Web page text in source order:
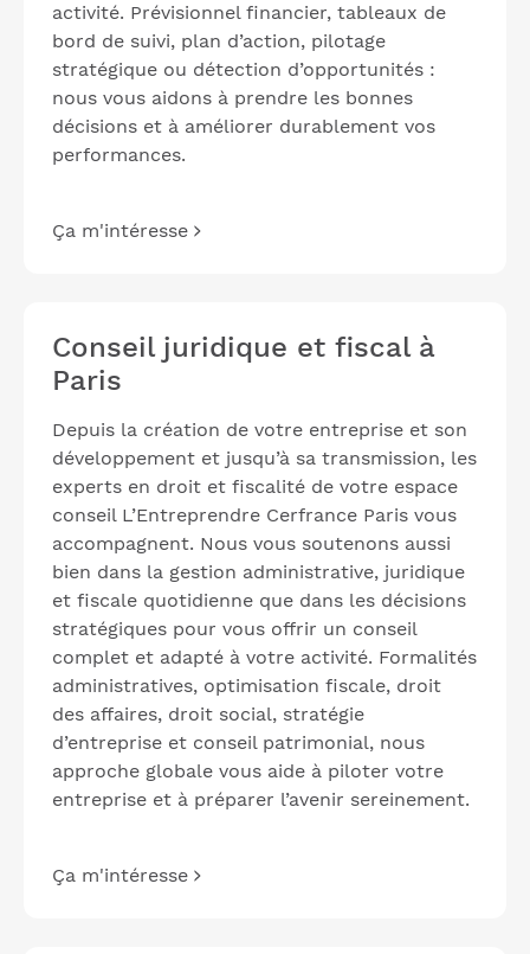
activité. Prévisionnel financier, tableaux de
bord de suivi, plan d’action, pilotage
stratégique ou détection d’opportunités :
nous vous aidons à prendre les bonnes
décisions et à améliorer durablement vos
performances.
Ça m'intéresse
Conseil juridique et fiscal à
Paris
Depuis la création de votre entreprise et son
développement et jusqu’à sa transmission, les
experts en droit et fiscalité de votre espace
conseil L’Entreprendre Cerfrance Paris vous
accompagnent. Nous vous soutenons aussi
bien dans la gestion administrative, juridique
et fiscale quotidienne que dans les décisions
stratégiques pour vous offrir un conseil
complet et adapté à votre activité. Formalités
administratives, optimisation fiscale, droit
des affaires, droit social, stratégie
d’entreprise et conseil patrimonial, nous
approche globale vous aide à piloter votre
entreprise et à préparer l’avenir sereinement.
Ça m'intéresse